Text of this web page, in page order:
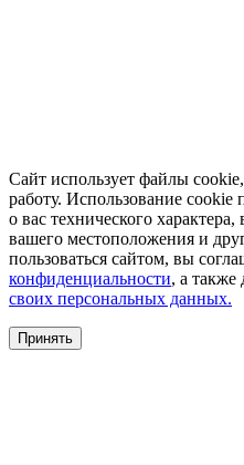
Сайт использует файлы
работу. Использование cookie
о вас технического
вашего местоположения и
пользоваться сайтом, вы
конфиденциальности, а также
своих персональных данных.
Принять